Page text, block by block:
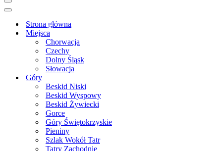
Menu
nawigacji
Menu
nawigacjiStrona główna
Miejsca
Chorwacja
Czechy
Dolny Śląsk
Słowacja
Góry
Beskid Niski
Beskid Wyspowy
Beskid Żywiecki
Gorce
Góry Świętokrzyskie
Pieniny
Szlak Wokół Tatr
Tatry Zachodnie